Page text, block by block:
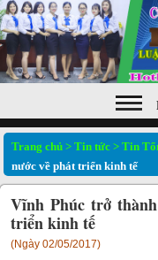
Trang chủ >Tin tức >Tin
nước về phát triển kinh tế
Vĩnh Phúc trở
triển kinh tế
(Ngày 02/05/2017)